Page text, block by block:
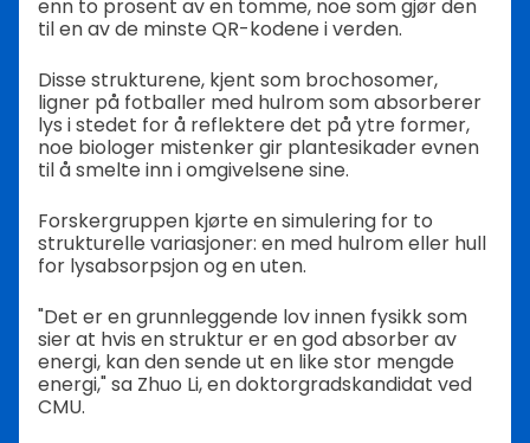
enn to prosent av en tomme, noe som gjør den
til en av de minste QR-kodene i verden.
Disse strukturene, kjent som brochosomer,
ligner på fotballer med hulrom som absorberer
lys i stedet for å reflektere det på ytre former,
noe biologer mistenker gir plantesikader evnen
til å smelte inn i omgivelsene sine.
Forskergruppen kjørte en simulering for to
strukturelle variasjoner: en med hulrom eller hull
for lysabsorpsjon og en uten.
"Det er en grunnleggende lov innen fysikk som
sier at hvis en struktur er en god absorber av
energi, kan den sende ut en like stor mengde
energi," sa Zhuo Li, en doktorgradskandidat ved
CMU.